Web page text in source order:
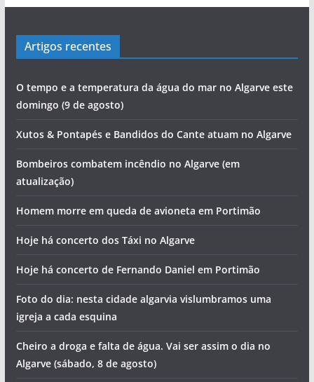
Artigos recentes
O tempo e a temperatura da água do mar no Algarve este
domingo (9 de agosto)
Xutos & Pontapés e Bandidos do Cante atuam no Algarve
Bombeiros combatem incêndio no Algarve (em
atualização)
Homem morre em queda de avioneta em Portimão
Hoje há concerto dos Táxi no Algarve
Hoje há concerto de Fernando Daniel em Portimão
Foto do dia: nesta cidade algarvia vislumbramos uma
igreja a cada esquina
Cheiro a droga e falta de água. Vai ser assim o dia no
Algarve (sábado, 8 de agosto)